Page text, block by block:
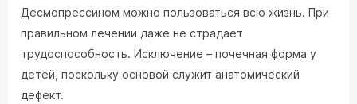
Десмопрессином можно пользоваться всю жизнь. При
правильном лечении даже не страдает
трудоспособность. Исключение – почечная форма у
детей, поскольку основой служит анатомический
дефект.